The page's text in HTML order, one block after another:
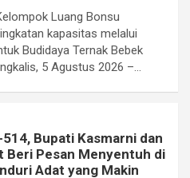
Luang Bonsu
kapasitas melalui
Budidaya Ternak Bebek
5 Agustus 2026 –…
514, Bupati Kasmarni dan
Beri Pesan Menyentuh di
Adat yang Makin